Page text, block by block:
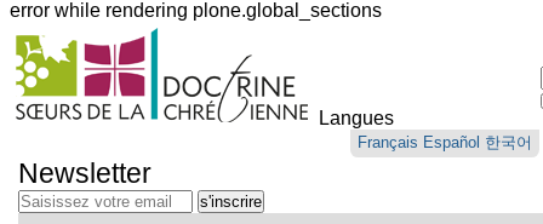
error while rendering plone.global_sections
Outils
personnels
Langues
Français Español 한국어
au
contenu.
Newsletter